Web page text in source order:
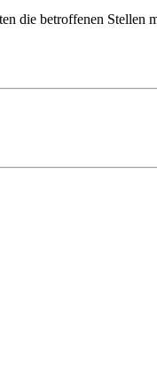
die betroffenen Stellen